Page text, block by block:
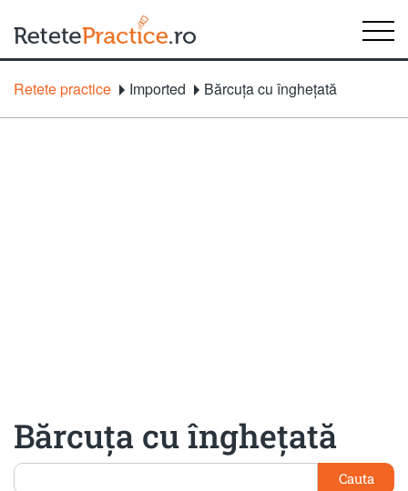
Retete practice Imported Bărcuţa cu îngheţată
Bărcuţa cu îngheţată
Cauta